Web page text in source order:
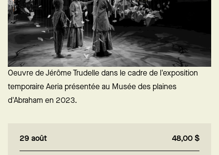
Oeuvre de Jérôme Trudelle dans le cadre de l'exposition
temporaire Aeria présentée au Musée des plaines
d'Abraham en 2023.
29 août 48,00 $